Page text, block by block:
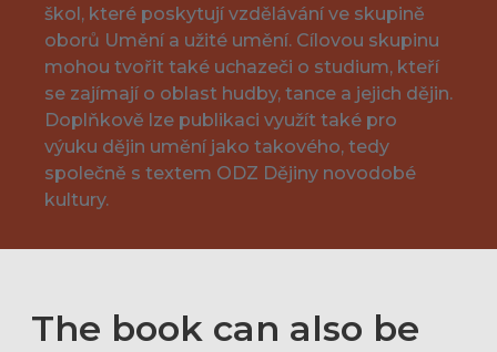
škol, které poskytují vzdělávání ve skupině
oborů Umění a užité umění. Cílovou skupinu
mohou tvořit také uchazeči o studium, kteří
se zajímají o oblast hudby, tance a jejich dějin.
Doplňkově lze publikaci využít také pro
výuku dějin umění jako takového, tedy
společně s textem ODZ Dějiny novodobé
kultury.
The book can also be